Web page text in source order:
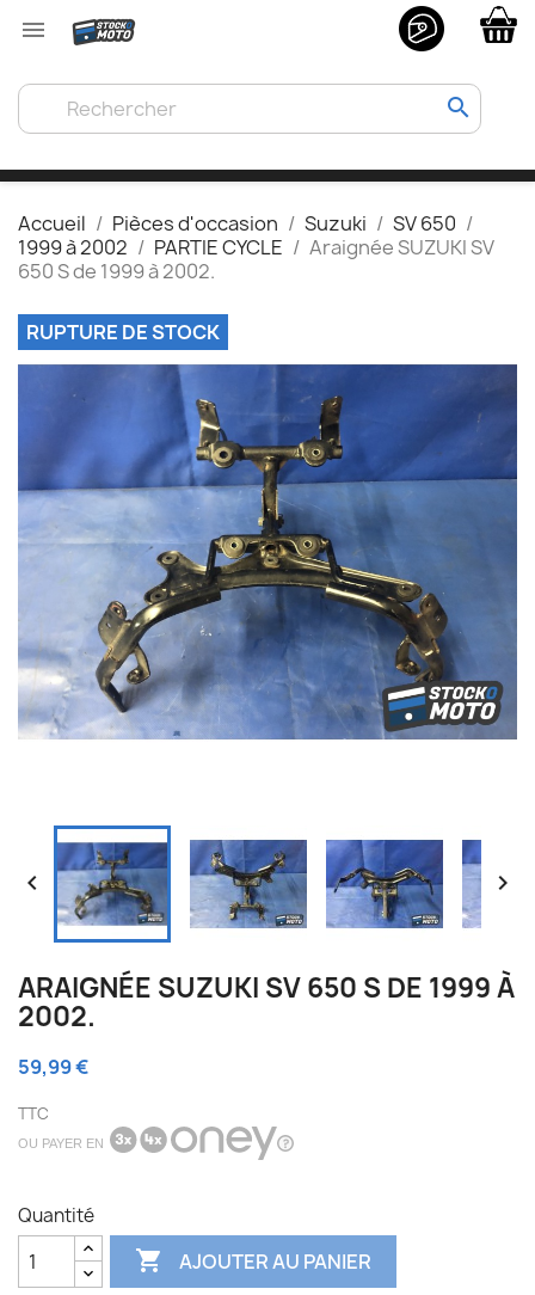

search
Accueil Pièces d'occasion Suzuki
SV 650
1999 à 2002
PARTIE CYCLE
Araignée SUZUKI SV
650 S de 1999 à 2002.
RUPTURE DE STOCK
 
ARAIGNÉE SUZUKI SV 650 S DE 1999 À
2002.
59,99 €
TTC
OU PAYER EN
Quantité
 AJOUTER AU PANIER